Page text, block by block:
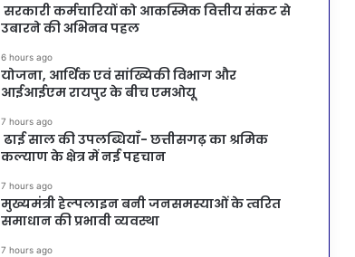
सरकारी कर्मचारियों को आकस्मिक वित्तीय संकट से
उबारने की अभिनव पहल
6 hours ago
योजना, आर्थिक एवं सांख्यिकी विभाग और
आईआईएम रायपुर के बीच एमओयू
7 hours ago
ढाई साल की उपलब्धियाँ- छत्तीसगढ़ का श्रमिक
कल्याण के क्षेत्र में नई पहचान
7 hours ago
मुख्यमंत्री हेल्पलाइन बनी जनसमस्याओं के त्वरित
समाधान की प्रभावी व्यवस्था
7 hours ago